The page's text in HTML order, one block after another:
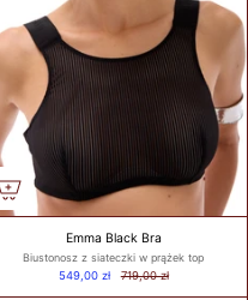
Emma Black Bra
Biustonosz z siateczki w prążek top
549,00 zł
719,00 zł